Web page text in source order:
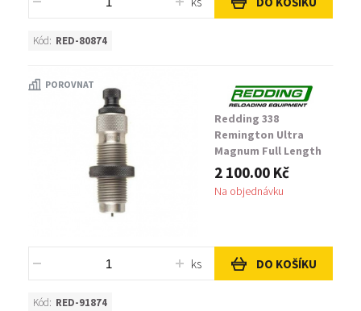
Kód: RED-80874
POROVNAT
Redding 338
Remington Ultra
Magnum Full Length
Sizing Die
2 100.00 Kč
Na objednávku
ks DO KOŠÍKU
Kód: RED-91874